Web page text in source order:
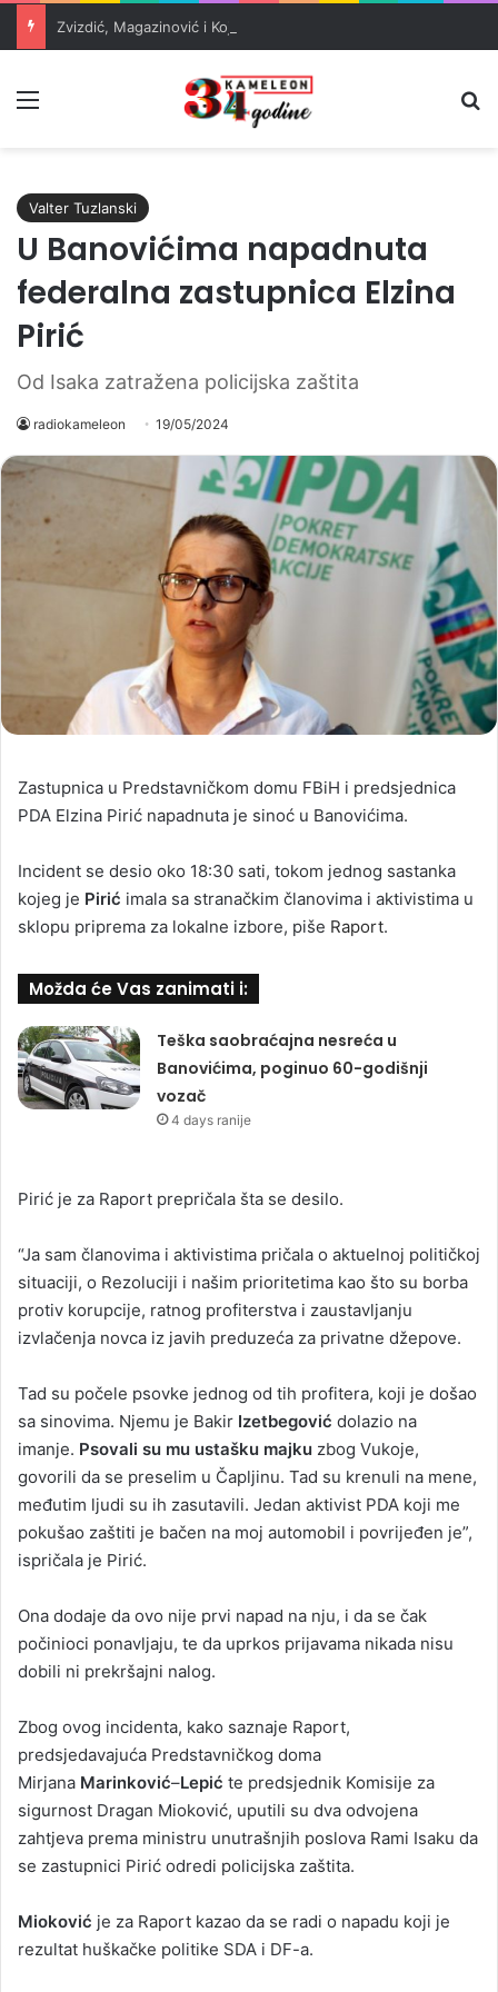
Valter Tuzlanski
U Banovićima napadnuta
federalna zastupnica Elzina
Pirić
Od Isaka zatražena policijska zaštita
radiokameleon 19/05/2024
Zastupnica u Predstavničkom domu FBiH i predsjednica
PDA Elzina Pirić napadnuta je sinoć u Banovićima.
Incident se desio oko 18:30 sati, tokom jednog sastanka
kojeg je Pirić imala sa stranačkim članovima i aktivistima u
sklopu priprema za lokalne izbore, piše Raport.
Možda će Vas zanimati i:
Teška saobraćajna nesreća u
Banovićima, poginuo 60-godišnji
vozač
4 days ranije
Pirić je za Raport prepričala šta se desilo.
“Ja sam članovima i aktivistima pričala o aktuelnoj političkoj
situaciji, o Rezoluciji i našim prioritetima kao što su borba
protiv korupcije, ratnog profiterstva i zaustavljanju
izvlačenja novca iz javih preduzeća za privatne džepove.
Tad su počele psovke jednog od tih profitera, koji je došao
sa sinovima. Njemu je Bakir Izetbegović dolazio na
imanje. Psovali su mu ustašku majku zbog Vukoje,
govorili da se preselim u Čapljinu. Tad su krenuli na mene,
međutim ljudi su ih zasutavili. Jedan aktivist PDA koji me
pokušao zaštiti je bačen na moj automobil i povrijeđen je”,
ispričala je Pirić.
Ona dodaje da ovo nije prvi napad na nju, i da se čak
počinioci ponavljaju, te da uprkos prijavama nikada nisu
dobili ni prekršajni nalog.
Zbog ovog incidenta, kako saznaje Raport,
predsjedavajuća Predstavničkog doma
Mirjana Marinković–Lepić te predsjednik Komisije za
sigurnost Dragan Mioković, uputili su dva odvojena
zahtjeva prema ministru unutrašnjih poslova Rami Isaku da
se zastupnici Pirić odredi policijska zaštita.
Mioković je za Raport kazao da se radi o napadu koji je
rezultat huškačke politike SDA i DF-a.